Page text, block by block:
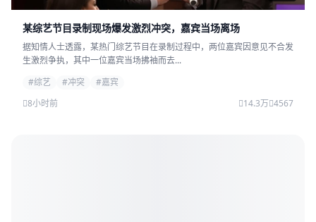
某综艺节目录制现场爆发激烈冲突，嘉宾当场离场
据知情人士透露，某热门综艺节目在录制过程中，两位嘉宾因意见不合发
生激烈争执，其中一位嘉宾当场拂袖而去...
#综艺
#冲突
#嘉宾
8小时前
14.3万 4567